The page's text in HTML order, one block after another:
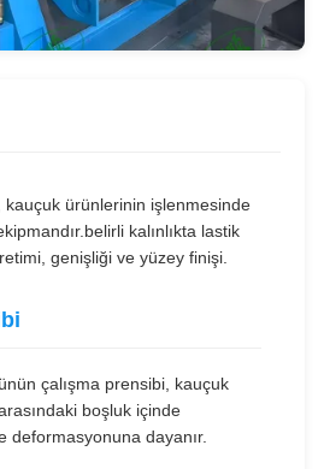
kauçuk ürünlerinin işlenmesinde
kalınlıkta lastik
genişliği ve yüzey finişi.
çalışma prensibi, kauçuk
boşluk içinde
deformasyonuna dayanır.